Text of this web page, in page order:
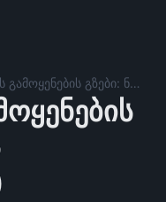
ბლოკჩეინის გამოყენების გზები: ნივთების ინტერნეტი (IoT)